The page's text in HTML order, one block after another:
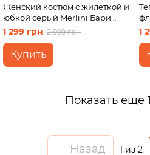
Женский костюм с жилеткой и
юбкой серый Merlini Бари
100001242 размер 50-52 (2XL-
1 299 грн 2 999 грн
Купить
1
Показать еще
Назад 1 из 2